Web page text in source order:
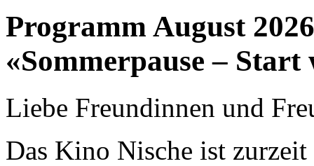
Programm August 2026
«Sommerpause – Start
Liebe Freundinnen und
Das Kino Nische ist zurzeit